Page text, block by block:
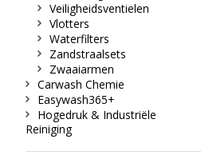
Veiligheidsventielen
Vlotters
Waterfilters
Zandstraalsets
Zwaaiarmen
Carwash Chemie
Easywash365+
Hogedruk & Industriële
Reiniging